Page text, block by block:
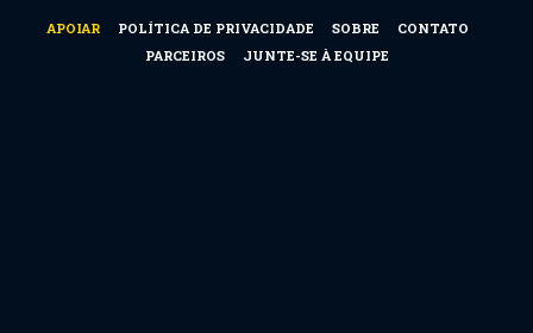
APOIAR POLÍTICA DE PRIVACIDADE SOBRE
CONTATO
PARCEIROS
JUNTE-SE À EQUIPE